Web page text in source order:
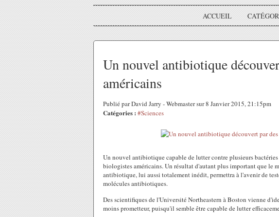
ACCUEIL
Un nouvel antibiotique
américains
Publié par David Jarry - Webmaster sur 8 Janvier 2015, 21:15pm
Catégories : #Sciences
Un nouvel antibiotique capable de lutter contre plusieurs bactéries
biologistes américains. Un résultat d'autant plus important que le
antibiotique, lui aussi totalement inédit, permettra à l'avenir de
molécules antibiotiques.
Des scientifiques de l'Université Northeastern à Boston vienne
moins prometteur, puisqu'il semble être capable de lutter